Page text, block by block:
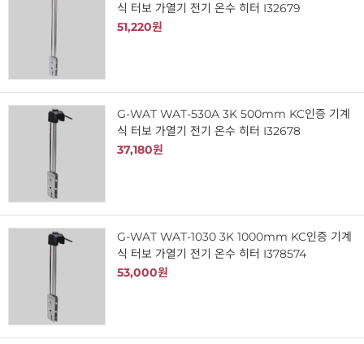
식 터보 가열기 전기 온수 히터 I32679
51,220원
G-WAT WAT-530A 3K 500mm KC인증 기계
식 터보 가열기 전기 온수 히터 I32678
37,180원
G-WAT WAT-1030 3K 1000mm KC인증 기계
식 터보 가열기 전기 온수 히터 I378574
53,000원